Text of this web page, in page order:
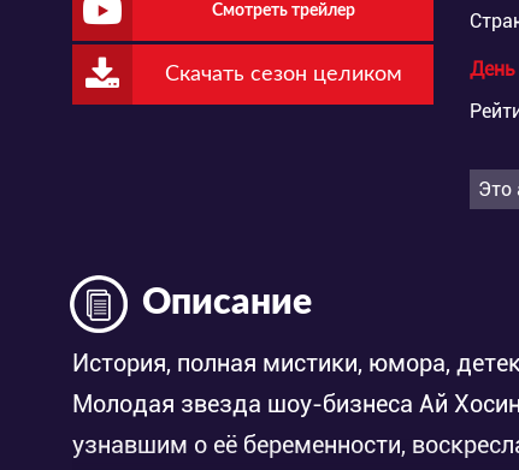
Смотреть трейлер
Скачать сезон целиком
Это
Описание
История, полная мистики, юмора,
Молодая звезда шоу-бизнеса Ай
узнавшим о её беременности,